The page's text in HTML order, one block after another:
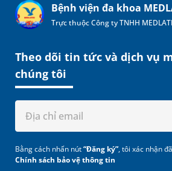
Bệnh viện đa khoa
Trực thuộc Công ty TNHH
Theo dõi tin tức và dịch vụ
chúng tôi
Bằng cách nhấn nút“Đăng ký”, tôi xác nhận
Chính sách bảo vệ thông tin